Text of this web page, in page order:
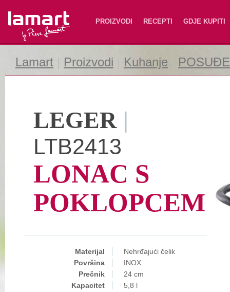
Lamart PROIZVODI RECEPTI GDJE KUPITI
Lamart Proizvodi Kuhanje
LEGER|
LTB2413
LONAC S
POKLOPCEM
Materijal
Nehrđajući čelik
Površina
INOX
Prečnik
24 cm
Kapacitet
5,8 l